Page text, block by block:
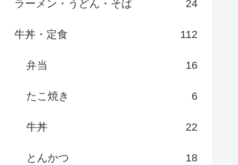
ラーメン・うどん・そば 24
牛丼・定食 112
弁当 16
たこ焼き 6
牛丼 22
とんかつ 18